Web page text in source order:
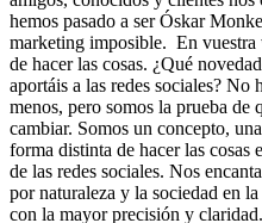
hemos pasado a ser Óskar
marketing imposible. En vuestra
de hacer las cosas. ¿Qué
aportáis a las redes sociales?
menos, pero somos la prueba de
cambiar. Somos un concepto,
forma distinta de hacer las
de las redes sociales. Nos
por naturaleza y la sociedad en
con la mayor precisión y